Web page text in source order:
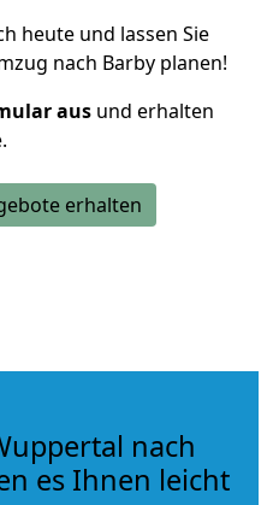
heute und lassen Sie
nach Barby planen!
aus und erhalten
erhalten
nach
es Ihnen leicht